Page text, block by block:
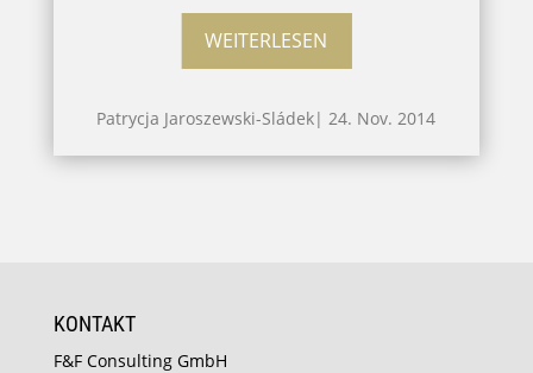
WEITERLESEN
Patrycja Jaroszewski-Sládek|24. Nov. 2014
KONTAKT
F&F Consulting GmbH